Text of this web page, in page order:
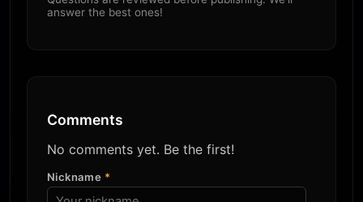
answer the best ones!
Comments
No comments yet. Be the first!
Nickname *